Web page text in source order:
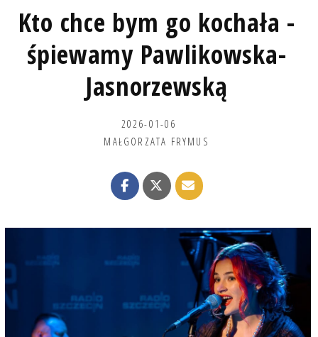
Kto chce bym go kochała -
śpiewamy Pawlikowska-
Jasnorzewską
2026-01-06
MAŁGORZATA FRYMUS